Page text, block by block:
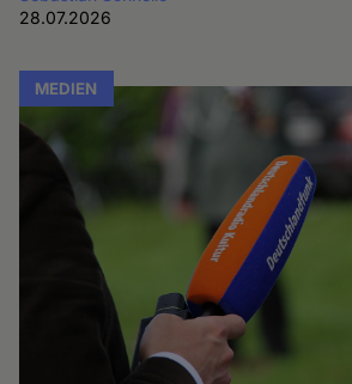
28.07.2026
MEDIEN